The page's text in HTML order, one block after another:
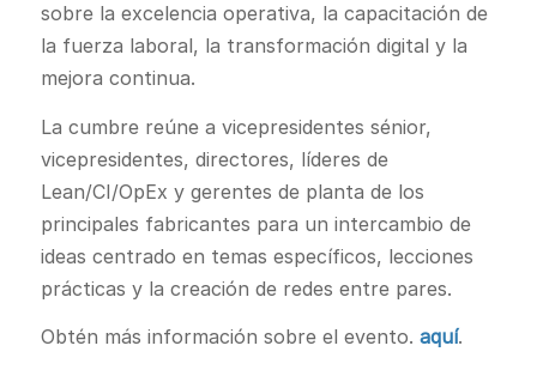
sobre la excelencia operativa, la capacitación de
la fuerza laboral, la transformación digital y la
mejora continua.
La cumbre reúne a vicepresidentes sénior,
vicepresidentes, directores, líderes de
Lean/CI/OpEx y gerentes de planta de los
principales fabricantes para un intercambio de
ideas centrado en temas específicos, lecciones
prácticas y la creación de redes entre pares.
Obtén más información sobre el evento. aquí.